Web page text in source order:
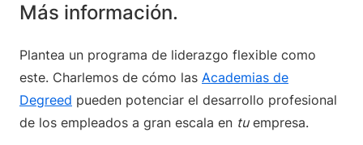
Más información.
Plantea un programa de liderazgo flexible como
este. Charlemos de cómo las Academias de
Degreed pueden potenciar el desarrollo profesional
de los empleados a gran escala en tuempresa.